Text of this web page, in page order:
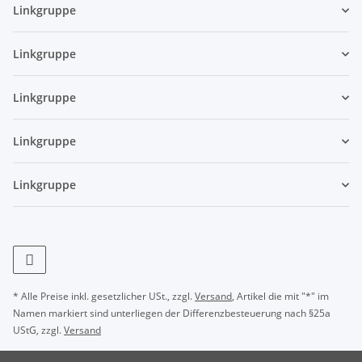
Linkgruppe
Linkgruppe
Linkgruppe
Linkgruppe
Linkgruppe
* Alle Preise inkl. gesetzlicher USt., zzgl.Versand, Artikel die mit "*" im
Namen markiert sind unterliegen der Differenzbesteuerung nach §25a
UStG, zzgl.Versand